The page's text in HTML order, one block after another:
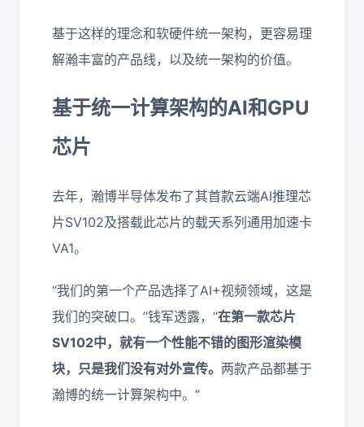
基于这样的理念和软硬件统一架构，更容易理
解瀚丰富的产品线，以及统一架构的价值。
基于统一计算架构的AI和GPU
芯片
去年，瀚博半导体发布了其首款云端AI推理芯
片SV102及搭载此芯片的载天系列通用加速卡
VA1。
“我们的第一个产品选择了AI+视频领域，这是
我们的突破口。”钱军透露，“在第一款芯片
SV102中，就有一个性能不错的图形渲染模
块，只是我们没有对外宣传。 两款产品都基于
瀚博的统一计算架构中。”